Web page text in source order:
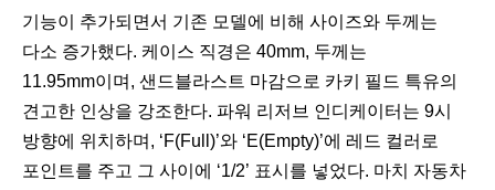
기능이 추가되면서 기존 모델에 비해 사이즈와 두께는
다소 증가했다. 케이스 직경은 40mm, 두께는
11.95mm이며, 샌드블라스트 마감으로 카키 필드 특유의
견고한 인상을 강조한다. 파워 리저브 인디케이터는 9시
방향에 위치하며, ‘F(Full)’와 ‘E(Empty)’에 레드 컬러로
포인트를 주고 그 사이에 ‘1/2’ 표시를 넣었다. 마치 자동차